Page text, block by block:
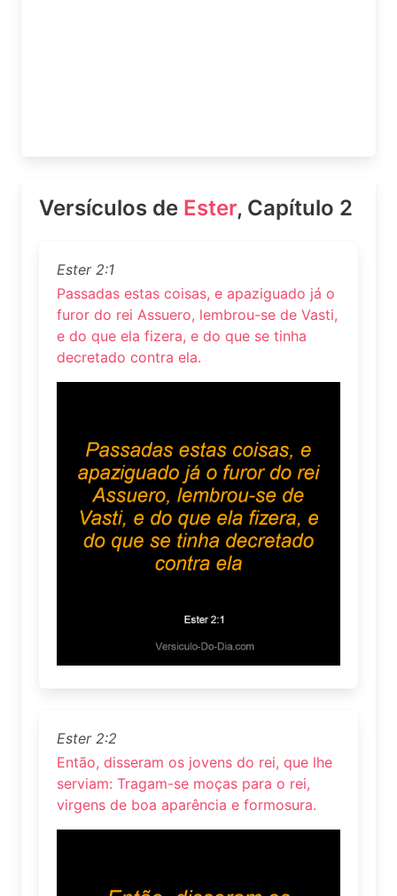
Versículos de Ester, Capítulo 2
Ester 2:1
Passadas estas coisas, e apaziguado já o
furor do rei Assuero, lembrou-se de Vasti,
e do que ela fizera, e do que se tinha
decretado contra ela.
Ester 2:2
Então, disseram os jovens do rei, que lhe
serviam: Tragam-se moças para o rei,
virgens de boa aparência e formosura.